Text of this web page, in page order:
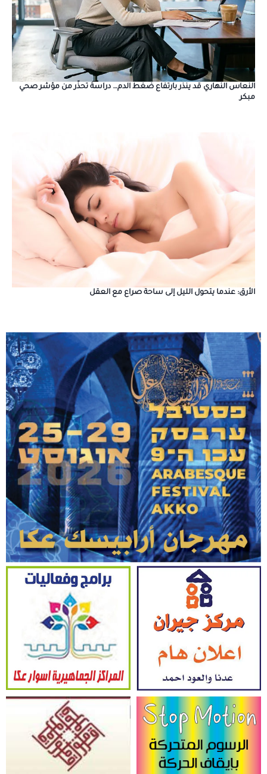
النعاس النهاري قد ينذر بارتفاع ضغط الدم… دراسة تحذّر من مؤشر صحي
مبكر
الأرق: عندما يتحول الليل إلى ساحة صراع مع العقل